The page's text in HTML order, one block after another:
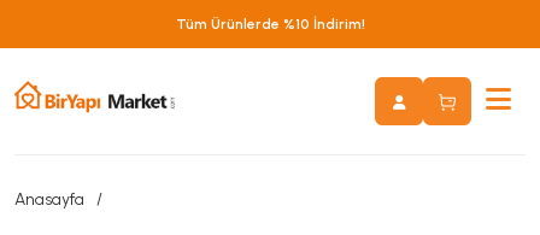
Tüm Ürünlerde %10 İndirim!
Anasayfa